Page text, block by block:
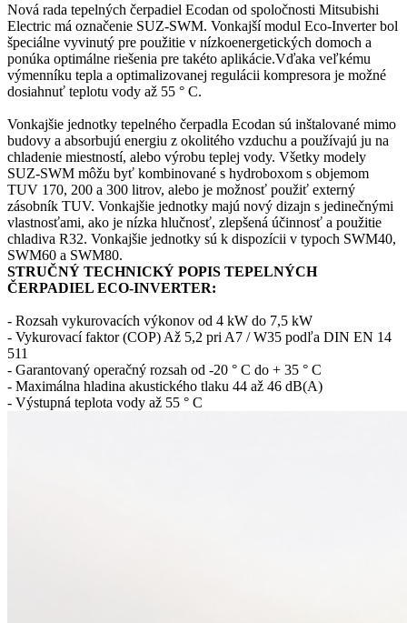
Nová rada tepelných čerpadiel Ecodan od spoločnosti Mitsubishi
Electric má označenie SUZ-SWM. Vonkajší modul Eco-Inverter bol
špeciálne vyvinutý pre použitie v nízkoenergetických domoch a
ponúka optimálne riešenia pre takéto aplikácie.Vďaka veľkému
výmenníku tepla a optimalizovanej regulácii kompresora je možné
dosiahnuť teplotu vody až 55 ° C.
Vonkajšie jednotky tepelného čerpadla Ecodan sú inštalované mimo
budovy a absorbujú energiu z okolitého vzduchu a používajú ju na
chladenie miestností, alebo výrobu teplej vody. Všetky modely
SUZ-SWM môžu byť kombinované s hydroboxom s objemom
TUV 170, 200 a 300 litrov, alebo je možnosť použiť externý
zásobník TUV. Vonkajšie jednotky majú nový dizajn s jedinečnými
vlastnosťami, ako je nízka hlučnosť, zlepšená účinnosť a použitie
chladiva R32. Vonkajšie jednotky sú k dispozícii v typoch SWM40,
SWM60 a SWM80.
STRUČNÝ TECHNICKÝ POPIS TEPELNÝCH
ČERPADIEL ECO-INVERTER:
- Rozsah vykurovacích výkonov od 4 kW do 7,5 kW
- Vykurovací faktor (COP) Až 5,2 pri A7 / W35 podľa DIN EN 14
511
- Garantovaný operačný rozsah od -20 ° C do + 35 ° C
- Maximálna hladina akustického tlaku 44 až 46 dB(A)
- Výstupná teplota vody až 55 ° C